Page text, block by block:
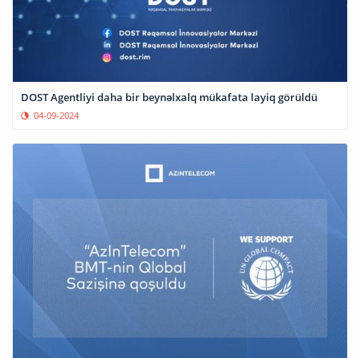
DOST Agentliyi daha bir beynəlxalq mükafata layiq görüldü
04-09-2024